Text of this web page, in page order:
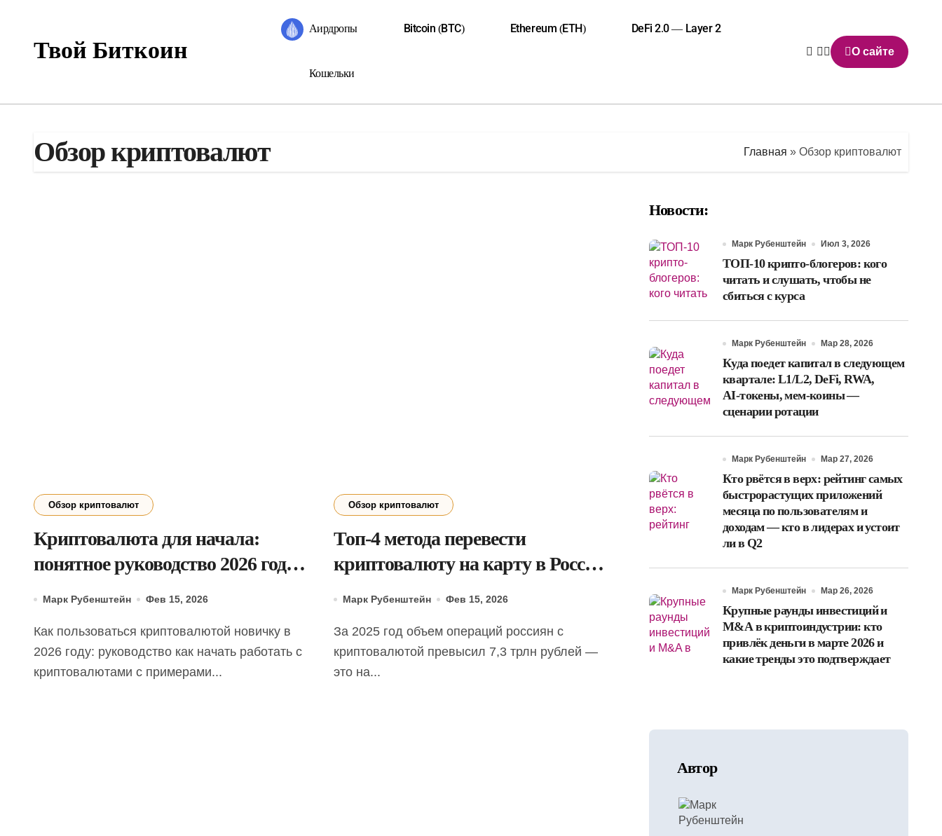
Твой Биткоин
Аирдропы Bitcoin (BTC) Ethereum (ETH) DeFi 2.0 — Layer 2
Кошельки
О сайте
Обзор криптовалют Главная » Обзор криптовалют
Обзор криптовалют
Криптовалюта для начала:
понятное руководство 2026 года,
Марк Рубенштейн Фев 15, 2026
Как пользоваться криптовалютой новичку в
2026 году: руководство как начать работать с
криптовалютами с примерами...
Обзор криптовалют
Топ-4 метода перевести
криптовалюту на карту в России
Марк Рубенштейн Фев 15, 2026
За 2025 год объем операций россиян с
криптовалютой превысил 7,3 трлн рублей —
это на...
Новости:
Марк Рубенштейн Июл 3, 2026
ТОП-10 крипто-блогеров: кого
читать и слушать, чтобы не
сбиться с курса
Марк Рубенштейн Мар 28, 2026
Куда поедет капитал в следующем
квартале: L1/L2, DeFi, RWA,
AI‑токены, мем‑коины —
сценарии ротации
Марк Рубенштейн Мар 27, 2026
Кто рвётся в верх: рейтинг самых
быстрорастущих приложений
месяца по пользователям и
доходам — кто в лидерах и устоит
ли в Q2
Марк Рубенштейн Мар 26, 2026
Крупные раунды инвестиций и
M&A в криптоиндустрии: кто
привлёк деньги в марте 2026 и
какие тренды это подтверждает
Автор